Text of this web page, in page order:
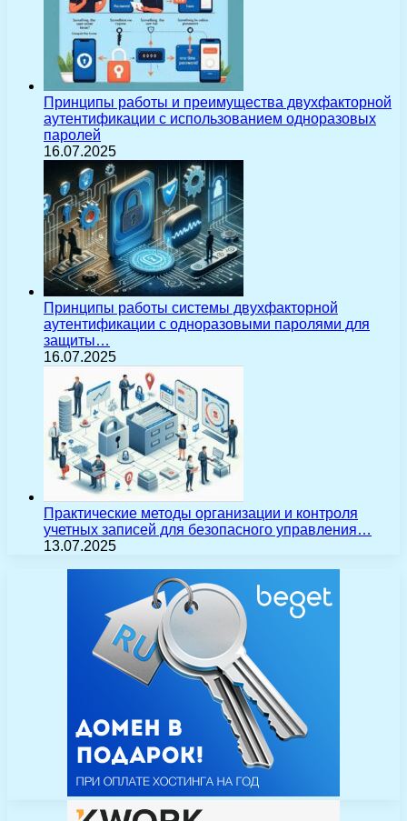
Принципы работы и преимущества двухфакторной
аутентификации с использованием одноразовых
паролей
16.07.2025
Принципы работы системы двухфакторной
аутентификации с одноразовыми паролями для
защиты…
16.07.2025
Практические методы организации и контроля
учетных записей для безопасного управления…
13.07.2025